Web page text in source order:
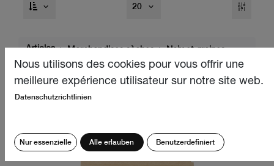
20
Articles Marchandises sèches
Noix et graines
Noix
Nous utilisons des cookies pour vous offrir une
meilleure expérience utilisateur sur notre site web.
Datenschutzrichtlinien
Nur essenzielle Alle erlauben Benutzerdefiniert